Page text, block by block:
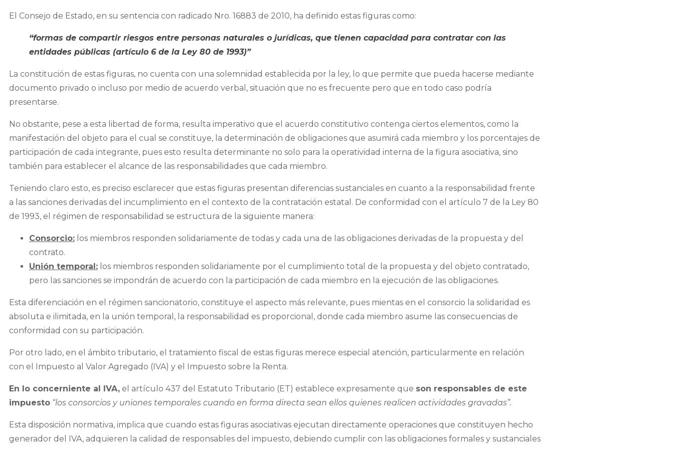
El Consejo de Estado, en su sentencia con radicado Nro. 16883 de 2010, ha definido estas figuras como:
“formas de compartir riesgos entre personas naturales o jurídicas, que tienen capacidad para contratar con las
entidades públicas (artículo 6 de la Ley 80 de 1993)”
La constitución de estas figuras, no cuenta con una solemnidad establecida por la ley, lo que permite que pueda hacerse mediante
documento privado o incluso por medio de acuerdo verbal, situación que no es frecuente pero que en todo caso podría
presentarse.
No obstante, pese a esta libertad de forma, resulta imperativo que el acuerdo constitutivo contenga ciertos elementos, como la
manifestación del objeto para el cual se constituye, la determinación de obligaciones que asumirá cada miembro y los porcentajes de
participación de cada integrante, pues esto resulta determinante no solo para la operatividad interna de la figura asociativa, sino
también para establecer el alcance de las responsabilidades que cada miembro.
Teniendo claro esto, es preciso esclarecer que estas figuras presentan diferencias sustanciales en cuanto a la responsabilidad frente
a las sanciones derivadas del incumplimiento en el contexto de la contratación estatal. De conformidad con el artículo 7 de la Ley 80
de 1993, el régimen de responsabilidad se estructura de la siguiente manera:
Consorcio: los miembros responden solidariamente de todas y cada una de las obligaciones derivadas de la propuesta y del
contrato.
Unión temporal: los miembros responden solidariamente por el cumplimiento total de la propuesta y del objeto contratado,
pero las sanciones se impondrán de acuerdo con la participación de cada miembro en la ejecución de las obligaciones.
Esta diferenciación en el régimen sancionatorio, constituye el aspecto más relevante, pues mientas en el consorcio la solidaridad es
absoluta e ilimitada, en la unión temporal, la responsabilidad es proporcional, donde cada miembro asume las consecuencias de
conformidad con su participación.
Por otro lado, en el ámbito tributario, el tratamiento fiscal de estas figuras merece especial atención, particularmente en relación
con el Impuesto al Valor Agregado (IVA) y el Impuesto sobre la Renta.
En lo concerniente al IVA, el artículo 437 del Estatuto Tributario (ET) establece expresamente que son responsables de este
impuesto “los consorcios y uniones temporales cuando en forma directa sean ellos quienes realicen actividades gravadas”.
Esta disposición normativa, implica que cuando estas figuras asociativas ejecutan directamente operaciones que constituyen hecho
generador del IVA, adquieren la calidad de responsables del impuesto, debiendo cumplir con las obligaciones formales y sustanciales